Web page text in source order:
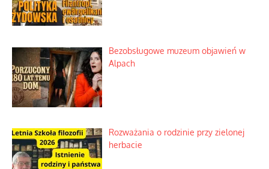
Bezobsługowe muzeum objawień w
Alpach
Rozważania o rodzinie przy zielonej
herbacie